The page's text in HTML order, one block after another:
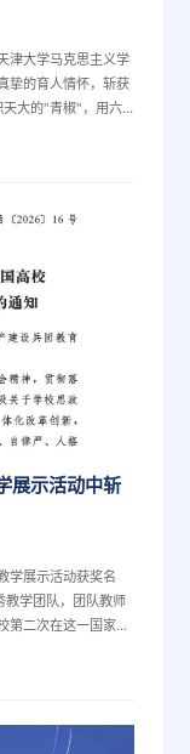
津大学马克思主义学
挚的育人情怀，斩获
天大的"青椒"，用六
基金、省部级基金8
展示活动中斩
学展示活动获奖名
教学团队，团队教师
第二次在这一国家级
学团队经资格初
思政教学骨干中脱颖